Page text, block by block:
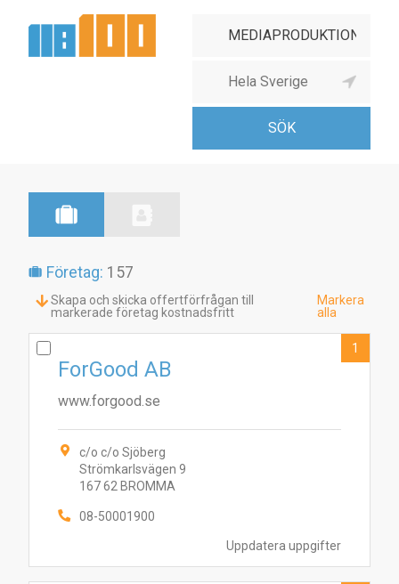
Företag: 157
Skapa och skicka offertförfrågan till
markerade företag kostnadsfritt
Markera
alla
Uppdatera uppgifter
ForGood AB
www.forgood.se
c/o c/o Sjöberg
Strömkarlsvägen 9
167 62 BROMMA
08-50001900
1